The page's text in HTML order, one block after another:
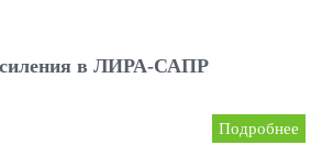
в ЛИРА-САПР
Подробнее